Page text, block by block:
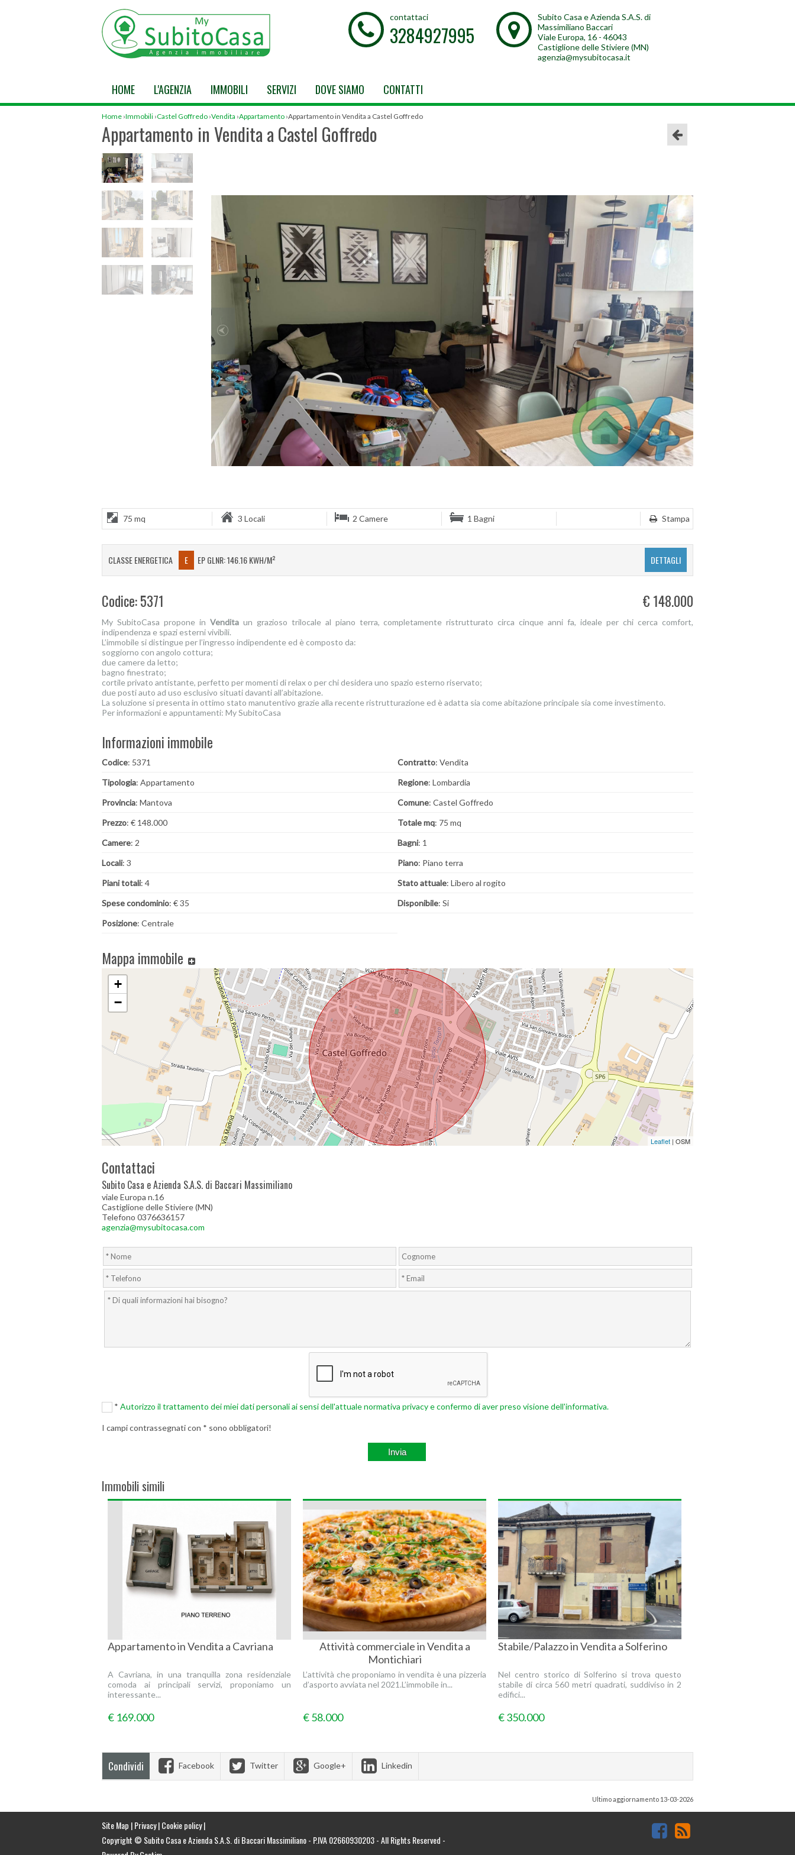
contattaci
3284927995
Subito Casa e Azienda S.A.S. di
Massimiliano Baccari
Viale Europa, 16 - 46043
Castiglione delle Stiviere (MN)
agenzia@mysubitocasa.it
HOME L'AGENZIA IMMOBILI SERVIZI DOVE SIAMO CONTATTI
Home ›Immobili ›Castel Goffredo ›Vendita ›Appartamento ›Appartamento in Vendita a Castel Goffredo
Appartamento in Vendita a Castel Goffredo
75 mq 3 Locali 2 Camere 1 Bagni Stampa
CLASSE ENERGETICA E EP GLNR: 146.16 KWH/M² DETTAGLI
Codice: 5371 € 148.000
My SubitoCasa propone in Venditaun grazioso trilocale al piano terra, completamente ristrutturato circa cinque anni fa, ideale per chi cerca comfort,
indipendenza e spazi esterni vivibili.
L’immobile si distingue per l’ingresso indipendente ed è composto da:
soggiorno con angolo cottura;
due camere da letto;
bagno finestrato;
cortile privato antistante, perfetto per momenti di relax o per chi desidera uno spazio esterno riservato;
due posti auto ad uso esclusivo situati davanti all’abitazione.
La soluzione si presenta in ottimo stato manutentivo grazie alla recente ristrutturazione ed è adatta sia come abitazione principale sia come investimento.
Per informazioni e appuntamenti: My SubitoCasa
Informazioni immobile
Codice: 5371 Contratto: Vendita
Tipologia: Appartamento Regione: Lombardia
Provincia: Mantova Comune: Castel Goffredo
Prezzo: € 148.000 Totale mq: 75 mq
Camere: 2 Bagni: 1
Locali: 3 Piano: Piano terra
Piani totali: 4 Stato attuale: Libero al rogito
Spese condominio: € 35 Disponibile: Si
Posizione: Centrale
Mappa immobile
+
−
Leaflet | OSM
Contattaci
Subito Casa e Azienda S.A.S. di Baccari Massimiliano
viale Europa n.16
Castiglione delle Stiviere (MN)
Telefono 0376636157
agenzia@mysubitocasa.com
* Autorizzo il trattamento dei miei dati personali ai sensi dell'attuale normativa privacy e confermo di aver preso visione dell'informativa.
I campi contrassegnati con * sono obbligatori!
Immobili simili
Appartamento in Vendita a Cavriana
A Cavriana, in una tranquilla zona residenziale
comoda ai principali servizi, proponiamo un
interessante...
€ 169.000
Attività commerciale in Vendita a
Montichiari
L’attività che proponiamo in vendita è una pizzeria
d’asporto avviata nel 2021.L’immobile in...
€ 58.000
Stabile/Palazzo in Vendita a Solferino
Nel centro storico di Solferino si trova questo
stabile di circa 560 metri quadrati, suddiviso in 2
edifici...
€ 350.000
Condividi Facebook Twitter Google+ Linkedin
Ultimo aggiornamento 13-03-2026
Site Map |Privacy|Cookie policy|
Copyright © Subito Casa e Azienda S.A.S. di Baccari Massimiliano - P.IVA 02660930203 - All Rights Reserved -